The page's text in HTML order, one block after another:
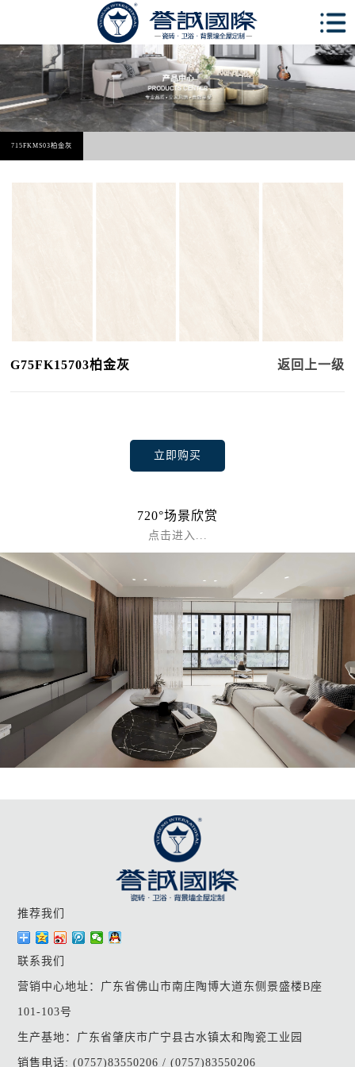
715FKMS03柏金灰
G75FK15703柏金灰 返回上一级
立即购买
720°场景欣赏
点击进入...
推荐我们
联系我们
营销中心地址：广东省佛山市南庄陶博大道东侧景盛楼B座
101-103号
生产基地：广东省肇庆市广宁县古水镇太和陶瓷工业园
销售电话: (0757)83550206 / (0757)83550206